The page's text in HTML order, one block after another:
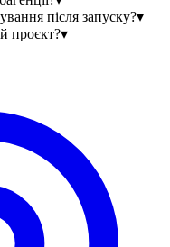
після запуску?▾
проєкт?▾